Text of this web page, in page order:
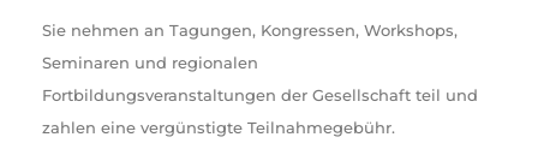
Sie nehmen an Tagungen, Kongressen, Workshops,
Seminaren und regionalen
Fortbildungsveranstaltungen der Gesellschaft teil und
zahlen eine vergünstigte Teilnahmegebühr.